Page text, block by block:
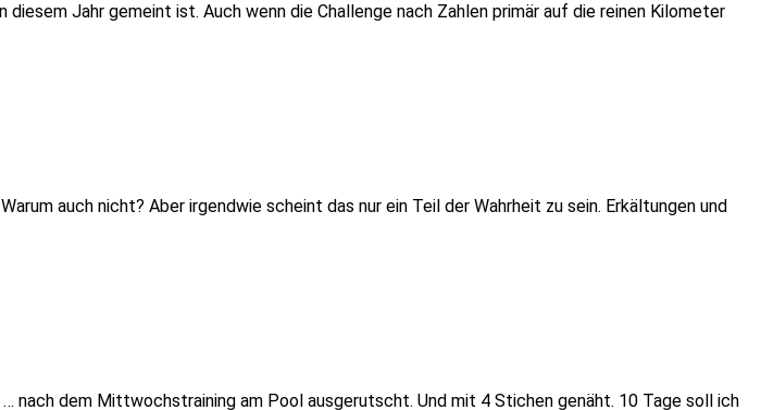
Jahr gemeint ist. Auch wenn die Challenge nach Zahlen primär auf die reinen Kilometer
auch nicht? Aber irgendwie scheint das nur ein Teil der Wahrheit zu sein. Erkältungen und
nach dem Mittwochstraining am Pool ausgerutscht. Und mit 4 Stichen genäht. 10 Tage soll ich